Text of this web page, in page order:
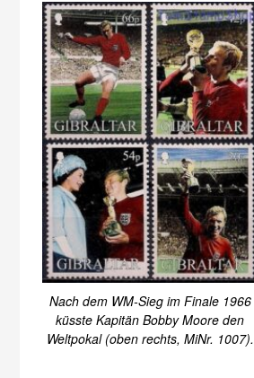
Nach dem WM-Sieg im Finale 1966
küsste Kapitän Bobby Moore den
Weltpokal (oben rechts, MiNr. 1007).